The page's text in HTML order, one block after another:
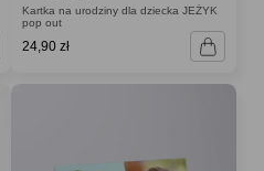
Kartka na urodziny dla dziecka JEŻYK
pop out
24,90 zł